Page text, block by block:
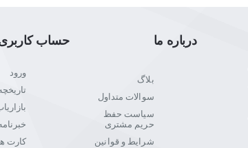
درباره ما
بلاگ
سوالات متداول
سیاست حفظ
حریم مشتری
شرایط و قوانین
حساب
ورود
کارت